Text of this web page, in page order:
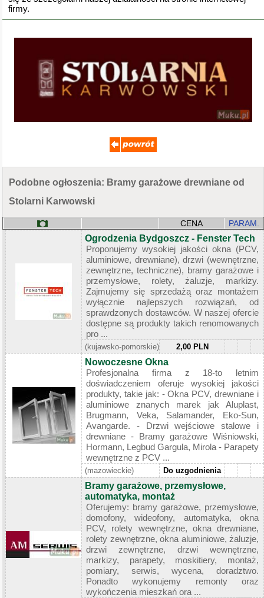
firmy.
Podobne ogłoszenia: Bramy garażowe drewniane od
Stolarni Karwowski
CENA PARAM.
Ogrodzenia Bydgoszcz - Fenster Tech
Proponujemy wysokiej jakości okna (PCV,
aluminiowe, drewniane), drzwi (wewnętrzne,
zewnętrzne, techniczne), bramy garażowe i
przemysłowe, rolety, żaluzje, markizy.
Zajmujemy się sprzedażą oraz montażem
wyłącznie najlepszych rozwiązań, od
sprawdzonych dostawców. W naszej ofercie
dostępne są produkty takich renomowanych
pro ...
(kujawsko-pomorskie) 2,00 PLN
Nowoczesne Okna
Profesjonalna firma z 18-to letnim
doświadczeniem oferuje wysokiej jakości
produkty, takie jak: - Okna PCV, drewniane i
aluminiowe znanych marek jak Aluplast,
Brugmann, Veka, Salamander, Eko-Sun,
Avangarde. - Drzwi wejściowe stalowe i
drewniane - Bramy garażowe Wiśniowski,
Hormann, Legbud Gargula, Mirola - Parapety
wewnętrzne z PCV ...
(mazowieckie) Do uzgodnienia
Bramy garażowe, przemysłowe,
automatyka, montaż
Oferujemy: bramy garażowe, przemysłowe,
domofony, wideofony, automatyka, okna
PCV, rolety wewnętrzne, okna drewniane,
rolety zewnętrzne, okna aluminiowe, żaluzje,
drzwi zewnętrzne, drzwi wewnętrzne,
markizy, parapety, moskitiery, montaż,
pomiary, serwis, wycena, doradztwo.
Ponadto wykonujemy remonty oraz
wykończenia mieszkań ora ...